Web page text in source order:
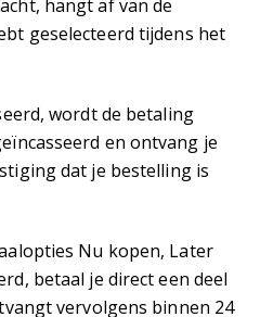
hangt af van de
geselecteerd tijdens het
wordt de betaling
en ontvang je
dat je bestelling is
Nu kopen, Later
betaal je direct een deel
vervolgens binnen 24